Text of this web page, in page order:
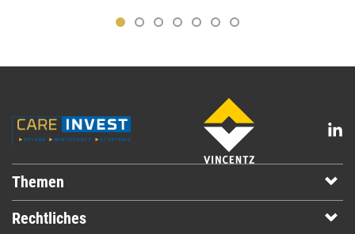
Themen
Rechtliches